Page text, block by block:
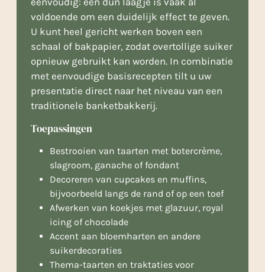
voldoende om een duidelijk effect te geven.
U kunt heel gericht werken boven een
schaal of bakpapier, zodat overtollige suiker
opnieuw gebruikt kan worden. In combinatie
met eenvoudige basisrecepten tilt u uw
presentatie direct naar het niveau van een
traditionele banketbakkerij.
Toepassingen
Bestrooien van taarten met botercrème,
slagroom, ganache of fondant
Decoreren van cupcakes en muffins,
bijvoorbeeld langs de rand of op een toef
Afwerken van koekjes met glazuur, royal
icing of chocolade
Accent aan bloemharten en andere
suikerdecoraties
Thema-taarten en traktaties voor